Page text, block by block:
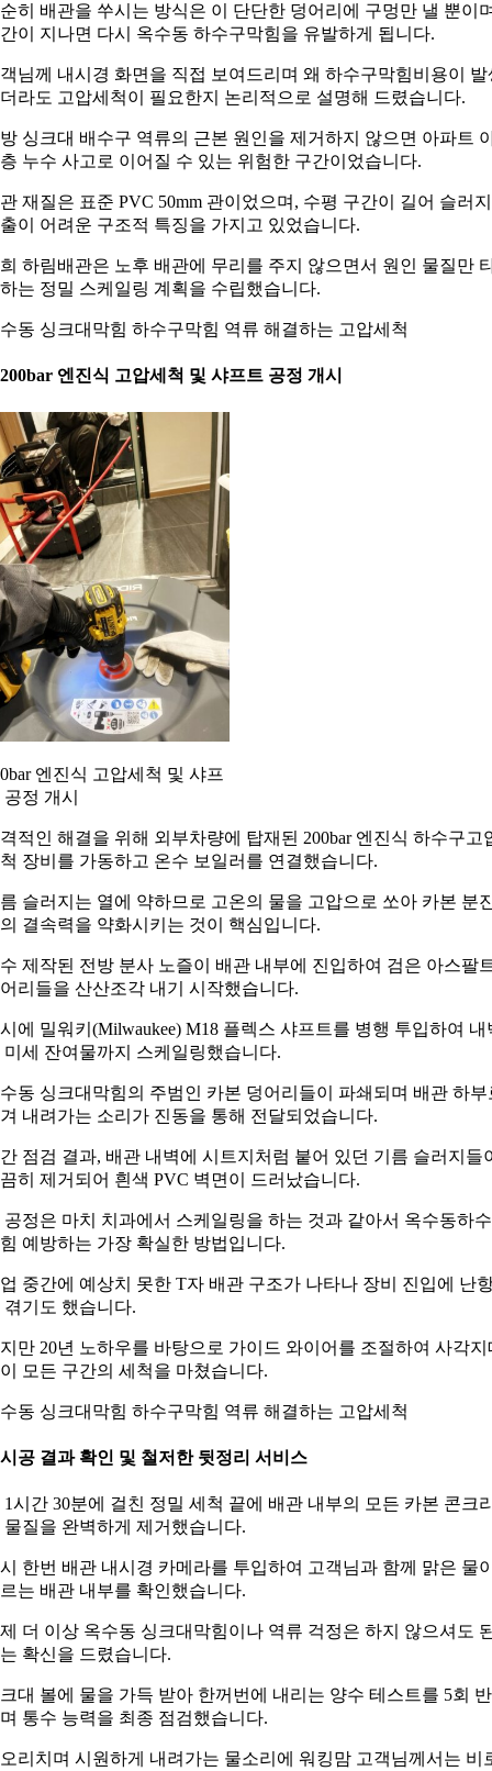
히 배관을 쑤시는 방식은 이 단단한 덩어리에 구멍만 낼 뿐이
이 지나면 다시 옥수동 하수구막힘을 유발하게 됩니다.
님께 내시경 화면을 직접 보여드리며 왜 하수구막힘비용이 발
라도 고압세척이 필요한지 논리적으로 설명해 드렸습니다.
싱크대 배수구 역류의 근본 원인을 제거하지 않으면 아파트
누수 사고로 이어질 수 있는 위험한 구간이었습니다.
재질은 표준 PVC 50mm 관이었으며, 수평 구간이 길어 슬러지
이 어려운 구조적 특징을 가지고 있었습니다.
하림배관은 노후 배관에 무리를 주지 않으면서 원인 물질만
는 정밀 스케일링 계획을 수립했습니다.
동 싱크대막힘 하수구막힘 역류 해결하는 고압세척
엔진식 고압세척 및 샤프트 공정 개시
엔진식 고압세척 및 샤프
정 개시
적인 해결을 위해 외부차량에 탑재된 200bar 엔진식 하수구고
장비를 가동하고 온수 보일러를 연결했습니다.
슬러지는 열에 약하므로 고온의 물을 고압으로 쏘아 카본 분
결속력을 약화시키는 것이 핵심입니다.
제작된 전방 분사 노즐이 배관 내부에 진입하여 검은 아스팔
리들을 산산조각 내기 시작했습니다.
에 밀워키(Milwaukee) M18 플렉스 샤프트를 병행 투입하여 내
미세 잔여물까지 스케일링했습니다.
동 싱크대막힘의 주범인 카본 덩어리들이 파쇄되며 배관 하부
내려가는 소리가 진동을 통해 전달되었습니다.
점검 결과, 배관 내벽에 시트지처럼 붙어 있던 기름 슬러지들
히 제거되어 흰색 PVC 벽면이 드러났습니다.
공정은 마치 치과에서 스케일링을 하는 것과 같아서 옥수동하
예방하는 가장 확실한 방법입니다.
중간에 예상치 못한 T자 배관 구조가 나타나 장비 진입에 난
겪기도 했습니다.
만 20년 노하우를 바탕으로 가이드 와이어를 조절하여 사각지
모든 구간의 세척을 마쳤습니다.
동 싱크대막힘 하수구막힘 역류 해결하는 고압세척
공 결과 확인 및 철저한 뒷정리 서비스
1시간 30분에 걸친 정밀 세척 끝에 배관 내부의 모든 카본 콘크
물질을 완벽하게 제거했습니다.
한번 배관 내시경 카메라를 투입하여 고객님과 함께 맑은 물
는 배관 내부를 확인했습니다.
더 이상 옥수동 싱크대막힘이나 역류 걱정은 하지 않으셔도
확신을 드렸습니다.
대 볼에 물을 가득 받아 한꺼번에 내리는 양수 테스트를 5회
통수 능력을 최종 점검했습니다.
리치며 시원하게 내려가는 물소리에 워킹맘 고객님께서는 비